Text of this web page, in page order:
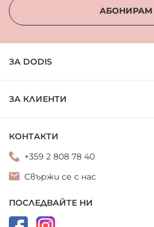
АБОНИРАМ
ЗА DODIS
ЗА КЛИЕНТИ
КОНТАКТИ
+359 2 808 78 40
Свържи се с нас
ПОСЛЕДВАЙТЕ НИ